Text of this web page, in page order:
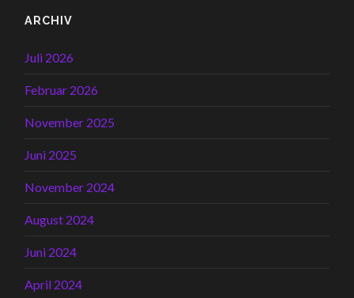
ARCHIV
Juli 2026
Februar 2026
November 2025
Juni 2025
November 2024
August 2024
Juni 2024
April 2024